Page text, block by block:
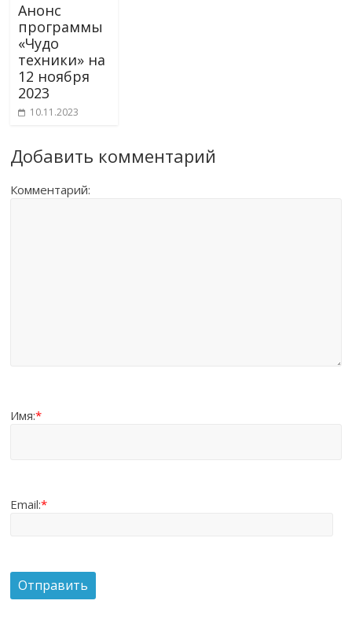
Анонс
программы
«Чудо
техники» на
12 ноября
2023
10.11.2023
Добавить комментарий
Комментарий:
Имя:*
Email:*